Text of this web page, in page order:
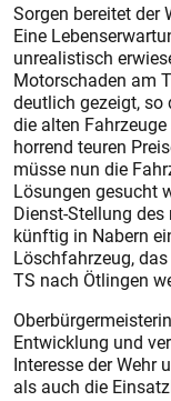
Sorgen bereitet der
Eine
unrealistisch
Motorschaden am
deutlich gezeigt, so
die alten
horrend teuren
müsse nun die
Lösungen gesucht
Dienst-Stellung
künftig in Nabern
Löschfahrzeug,
TS nach Ötlingen
Entwicklung und
Interesse der Wehr
als auch die